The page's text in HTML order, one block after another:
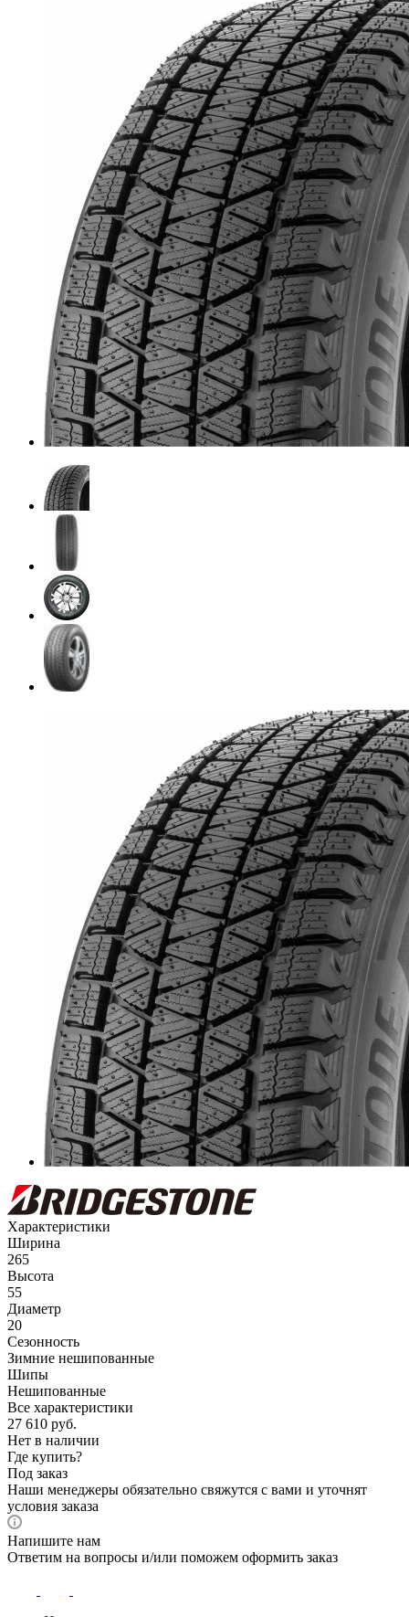
Характеристики
Ширина
265
Высота
55
Диаметр
20
Сезонность
Зимние нешипованные
Шипы
Нешипованные
Все характеристики
27 610 руб.
Нет в наличии
Где купить?
Под заказ
Наши менеджеры обязательно свяжутся с вами и уточнят
условия заказа
Напишите нам
Ответим на вопросы и/или поможем оформить заказ